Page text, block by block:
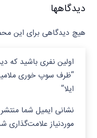
دیدگاهها
هیچ دیدگاهی برای این
اولین نفری باشید که
ایلا”
نشانی ایمیل شما
موردنیاز علامت‌گذاری